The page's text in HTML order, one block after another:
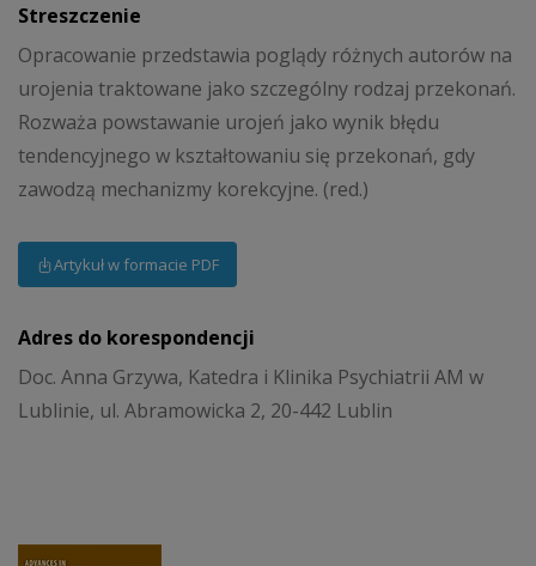
Streszczenie
Opracowanie przedstawia poglądy różnych autorów na
urojenia traktowane jako szczególny rodzaj przekonań.
Rozważa powstawanie urojeń jako wynik błędu
tendencyjnego w kształtowaniu się przekonań, gdy
zawodzą mechanizmy korekcyjne. (red.)
Artykuł w formacie PDF
Adres do korespondencji
Doc. Anna Grzywa, Katedra i Klinika Psychiatrii AM w
Lublinie, ul. Abramowicka 2, 20-442 Lublin